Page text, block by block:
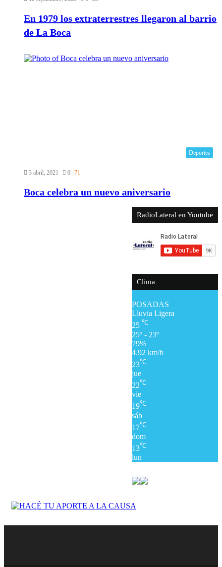
En 1979 los extraterrestres llegaron al barrio
de La Boca
Deportes
3 abril, 2021 0 71
Boca celebra un nuevo aniversario
RadioLateral en Youtube
Clima
POSADAS
Lluvia Ligera
25 ℃
25º - 23º
79%
4.92 km/h
23℃
jue
22℃
vie
19℃
sáb
17℃
dom
13℃
lun